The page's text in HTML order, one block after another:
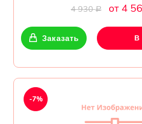
4 930Р от 4
Заказать В
-7%